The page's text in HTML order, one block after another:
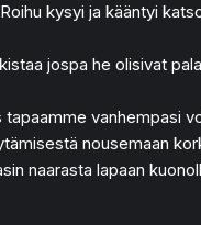
kysyi ja kääntyi
jospa he olisivat
vanhempasi
nousemaan
naarasta lapaan